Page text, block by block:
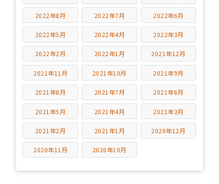
2022年8月 2022年7月 2022年6月
2022年5月 2022年4月 2022年3月
2022年2月 2022年1月 2021年12月
2021年11月 2021年10月 2021年9月
2021年8月 2021年7月 2021年6月
2021年5月 2021年4月 2021年3月
2021年2月 2021年1月 2020年12月
2020年11月 2020年10月